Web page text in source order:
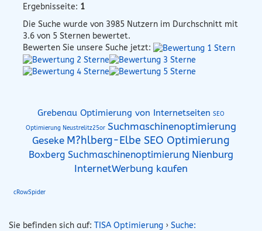
Ergebnisseite: 1
Die Suche wurde von 3985 Nutzern im Durchschnitt mit
3.6 von 5 Sternen bewertet.
Bewerten Sie unsere Suche jetzt:
Grebenau Optimierung von Internetseiten SEO
Optimierung Neustrelitz25or Suchmaschinenoptimierung
Geseke M?hlberg-Elbe SEO Optimierung
Boxberg Suchmaschinenoptimierung Nienburg
InternetWerbung kaufen
cRowSpider
Sie befinden sich auf: TISA Optimierung › Suche: